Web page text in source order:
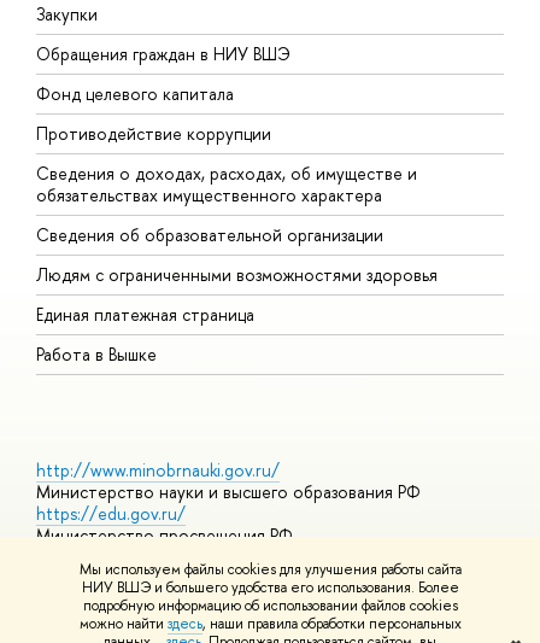
Мы используем файлы cookies для улучшения работы сайта
НИУ ВШЭ и большего удобства его использования. Более
подробную информацию об использовании файлов cookies
можно найти здесь, наши правила обработки персональных
Закупки
Обращения граждан в НИУ ВШЭ
Фонд целевого капитала
Противодействие коррупции
Сведения о доходах, расходах, об имуществе и
обязательствах имущественного характера
Сведения об образовательной организации
Людям с ограниченными возможностями здоровья
Единая платежная страница
Работа в Вышке
http://www.minobrnauki.gov.ru/
Министерство науки и высшего образования РФ
https://edu.gov.ru/
Министерство просвещения РФ
https://elearning.hse.ru/mooc
Массовые открытые онлайн-курсы